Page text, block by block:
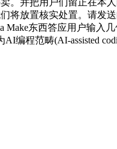
并把用户们留正在本
放置核实处置。请发
东西答应用户输入
程范畴(AI-assisted